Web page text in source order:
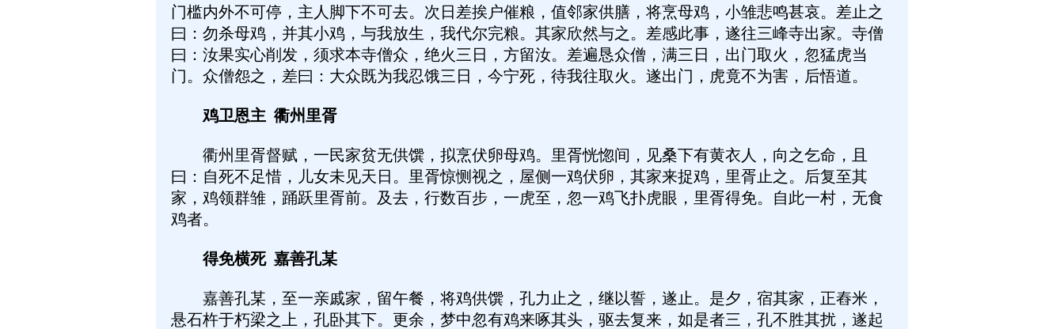
门槛内外不可停，主人脚下不可去。次日差挨户催粮，值邻家供膳，将烹母鸡，小雏悲鸣甚哀。差止之
曰：勿杀母鸡，并其小鸡，与我放生，我代尔完粮。其家欣然与之。差感此事，遂往三峰寺出家。寺僧
曰：汝果实心削发，须求本寺僧众，绝火三日，方留汝。差遍恳众僧，满三日，出门取火，忽猛虎当
门。众僧怨之，差曰：大众既为我忍饿三日，今宁死，待我往取火。遂出门，虎竟不为害，后悟道。
鸡卫恩主 衢州里胥
衢州里胥督赋，一民家贫无供馔，拟烹伏卵母鸡。里胥恍惚间，见桑下有黄衣人，向之乞命，且
曰：自死不足惜，儿女未见天日。里胥惊恻视之，屋侧一鸡伏卵，其家来捉鸡，里胥止之。后复至其
家，鸡领群雏，踊跃里胥前。及去，行数百步，一虎至，忽一鸡飞扑虎眼，里胥得免。自此一村，无食
鸡者。
得免横死 嘉善孔某
嘉善孔某，至一亲戚家，留午餐，将鸡供馔，孔力止之，继以誓，遂止。是夕，宿其家，正舂米，
悬石杵于朽梁之上，孔卧其下。更余，梦中忽有鸡来啄其头，驱去复来，如是者三，孔不胜其扰，遂起